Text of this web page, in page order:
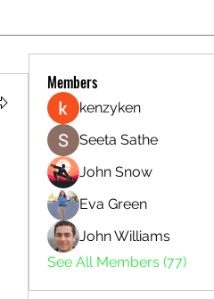
Members
kenzyken
Seeta Sathe
John Snow
Eva Green
John Williams
See All Members (77)